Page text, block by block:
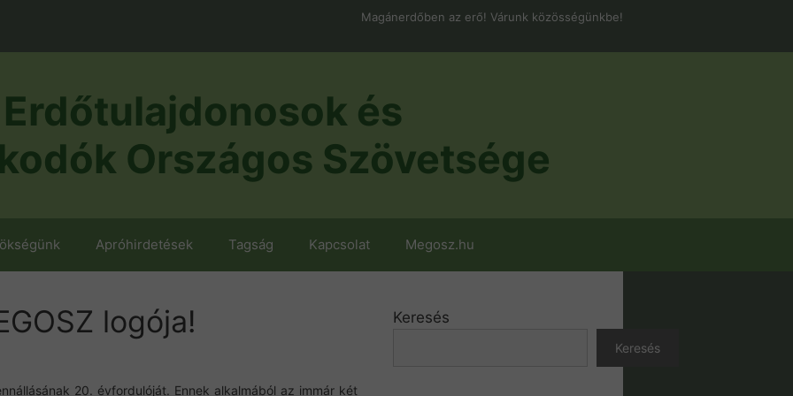
Magánerdőben az erő! Várunk közösségünkbe!
és
Országos Szövetsége
Apróhirdetések Tagság Kapcsolat Megosz.hu
logója!
20. évfordulóját. Ennek alkalmából az immár két
Keresés
Keresés